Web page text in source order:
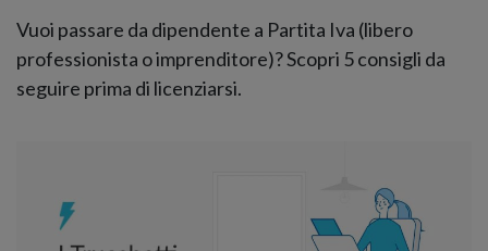
Vuoi passare da dipendente a Partita Iva (libero
professionista o imprenditore)? Scopri 5 consigli da
seguire prima di licenziarsi.